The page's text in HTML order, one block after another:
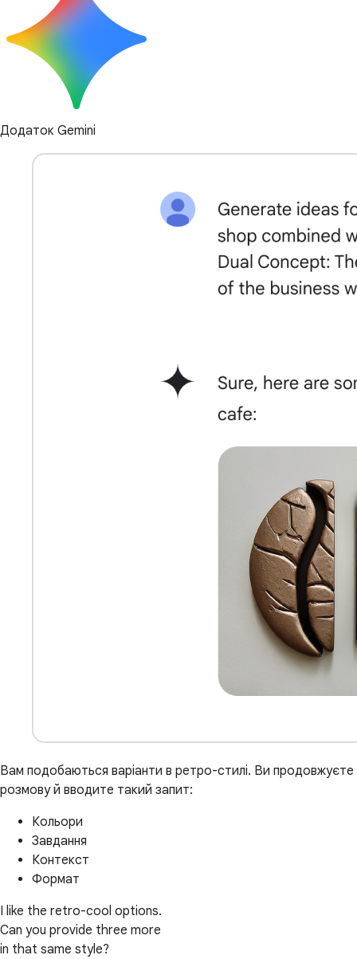
Додаток Gemini
Вам подобаються варіанти в ретро-стилі. Ви продовжуєте
розмову й вводите такий запит:
Кольори
Завдання
Контекст
Формат
I like the retro-cool options.
Can you provide three more
in that same style?